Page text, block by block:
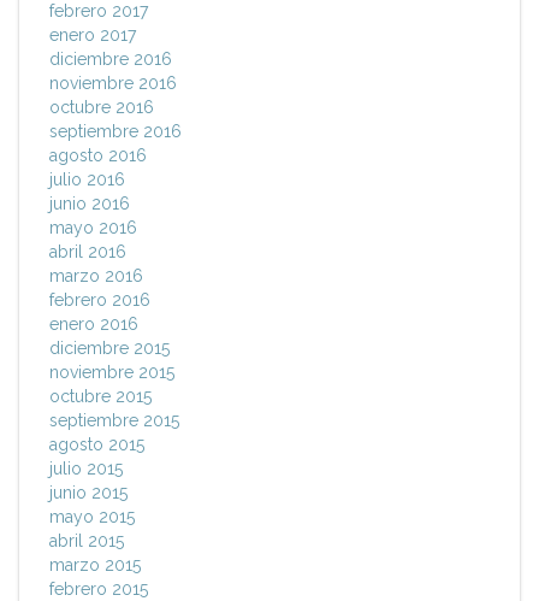
febrero 2017
enero 2017
diciembre 2016
noviembre 2016
octubre 2016
septiembre 2016
agosto 2016
julio 2016
junio 2016
mayo 2016
abril 2016
marzo 2016
febrero 2016
enero 2016
diciembre 2015
noviembre 2015
octubre 2015
septiembre 2015
agosto 2015
julio 2015
junio 2015
mayo 2015
abril 2015
marzo 2015
febrero 2015